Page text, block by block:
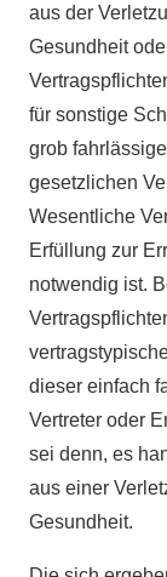
aus der
Gesundheit
für sonstige
grob
gesetzlichen
Wesentliche
Erfüllung zur
notwendig ist.
dieser einfach
Vertreter oder
sei denn, es
aus einer
Gesundheit.